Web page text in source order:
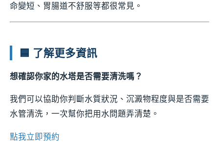
命變短、胃腸道不舒服等都很常見。
🟦 了解更多資訊
想確認你家的水塔是否需要清洗嗎？
我們可以協助你判斷水質狀況、沉澱物程度與是否需要
水管清洗，一次幫你把用水問題弄清楚。
點我立即預約